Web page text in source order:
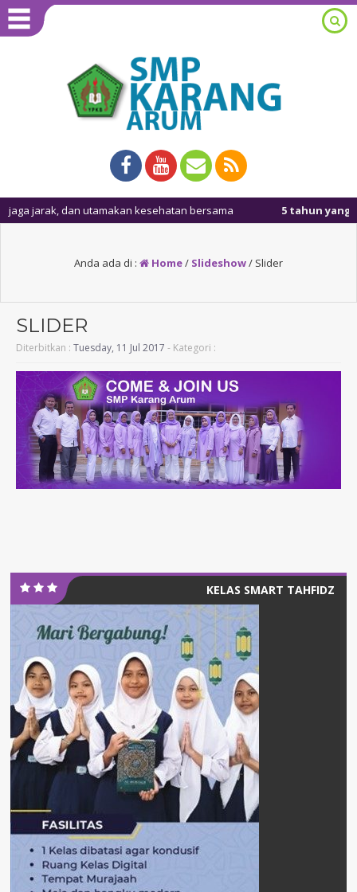
dan utamakan kesehatan bersama 5 tahun yang lalu/
Anda ada di : Home/ Slideshow/ Slider
SLIDER
Diterbitkan : Tuesday, 11 Jul 2017 - Kategori :
KELAS SMART TAHFIDZ